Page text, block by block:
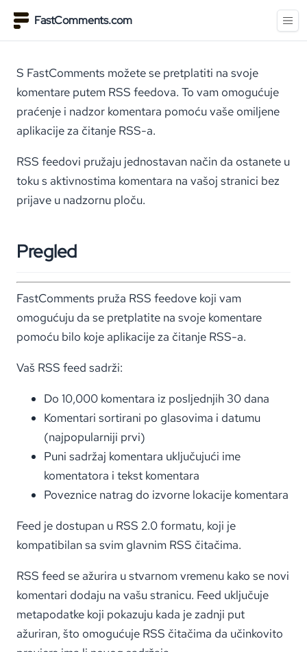
FastComments.com
S FastComments možete se pretplatiti na svoje
komentare putem RSS feedova. To vam omogućuje
praćenje i nadzor komentara pomoću vaše omiljene
aplikacije za čitanje RSS-a.
RSS feedovi pružaju jednostavan način da ostanete u
toku s aktivnostima komentara na vašoj stranici bez
prijave u nadzornu ploču.
Pregled
FastComments pruža RSS feedove koji vam
omogućuju da se pretplatite na svoje komentare
pomoću bilo koje aplikacije za čitanje RSS-a.
Vaš RSS feed sadrži:
Do 10,000 komentara iz posljednjih 30 dana
Komentari sortirani po glasovima i datumu
(najpopularniji prvi)
Puni sadržaj komentara uključujući ime
komentatora i tekst komentara
Poveznice natrag do izvorne lokacije komentara
Feed je dostupan u RSS 2.0 formatu, koji je
kompatibilan sa svim glavnim RSS čitačima.
RSS feed se ažurira u stvarnom vremenu kako se novi
komentari dodaju na vašu stranicu. Feed uključuje
metapodatke koji pokazuju kada je zadnji put
ažuriran, što omogućuje RSS čitačima da učinkovito